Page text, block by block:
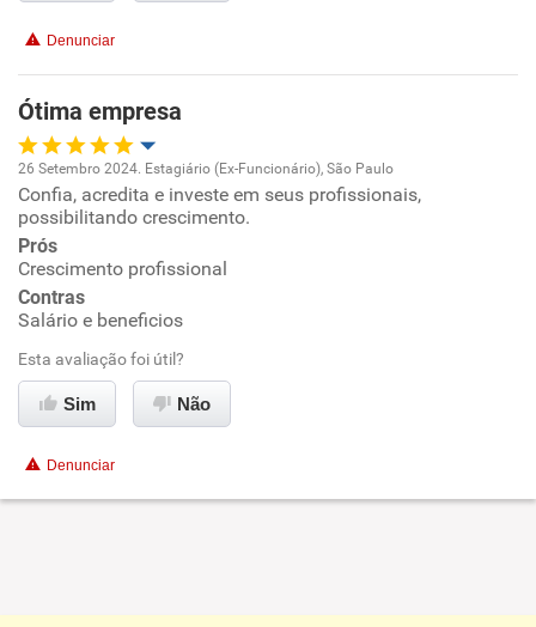
Benefícios
Recomenda esta empresa
Recomenda a diretoria
Denunciar
Ótima empresa
Oportunidade de promoção
Ambiente de trabalho
Conciliação com a vida familiar
Benefícios
Recomenda a diretoria
26 Setembro 2024. Estagiário (Ex-Funcionário), São Paulo
Confia, acredita e investe em seus profissionais,
possibilitando crescimento.
Prós
Crescimento profissional
Contras
Salário e beneficios
Esta avaliação foi útil?
Sim Não
Denunciar